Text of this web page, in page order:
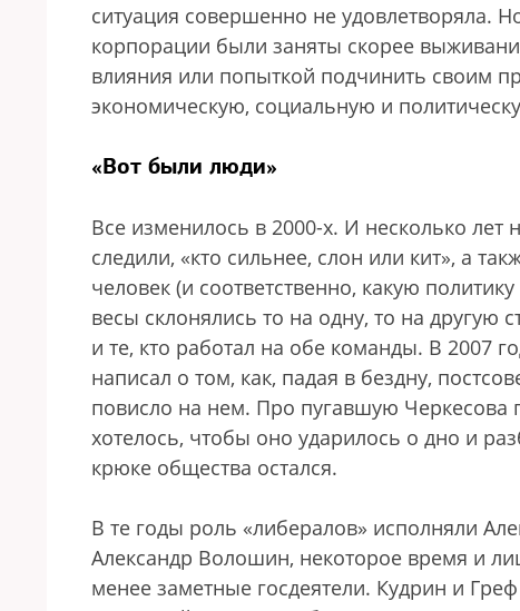
ситуация совершенно не удовлетворяла.
корпорации были заняты скорее
влияния или попыткой подчинить своим
экономическую, социальную и
«Вот были люди»
Все изменилось в 2000-х. И несколько лет
следили, «кто сильнее, слон или кит», а
человек (и соответственно, какую
весы склонялись то на одну, то на
и те, кто работал на обе команды. В 2007
написал о том, как, падая в бездну,
повисло на нем. Про пугавшую Черкесова
хотелось, чтобы оно ударилось о дно и
крюке общества остался.
В те годы роль «либералов» исполняли
Александр Волошин, некоторое время и
менее заметные госдеятели. Кудрин и